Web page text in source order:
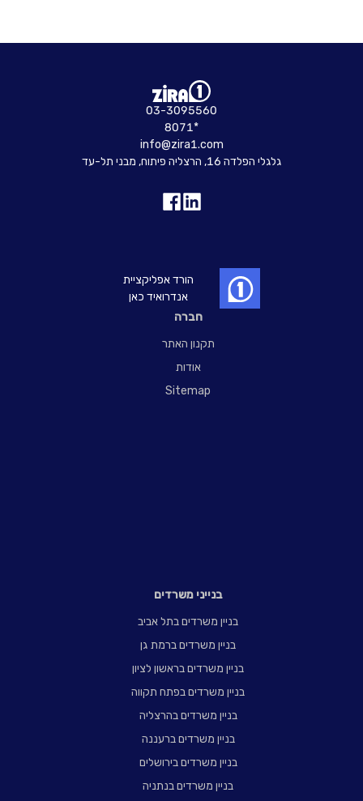
חברה
תקנון האתר
אודות
Sitemap
בנייני משרדים
בניין משרדים בתל אביב
בניין משרדים ברמת גן
בניין משרדים בראשון לציון
בניין משרדים בפתח תקווה
בניין משרדים בהרצליה
בניין משרדים ברעננה
בניין משרדים בירושלים
בניין משרדים בנתניה
03-3095560
8071*
info@zira1.com
גלגלי הפלדה 16, הרצליה פיתוח, מבני תל-עד
הורד אפליקציית
אנדרואיד כאן